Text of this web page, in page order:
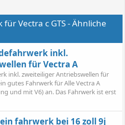
Vectra c GTS - Ähnliche
inkl.
für Vectra A
inkl. zweiteiliger Antriebswellen für
gutes Fahrwerk für Alle Vectra A
und mit V6) an. Das Fahrwerk ist erst
fahrwerk bei 16 zoll 9j